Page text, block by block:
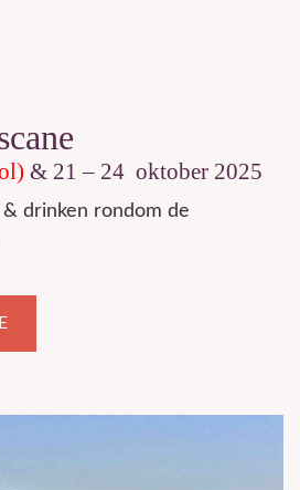
& 21 – 24 oktober 2025
drinken rondom de